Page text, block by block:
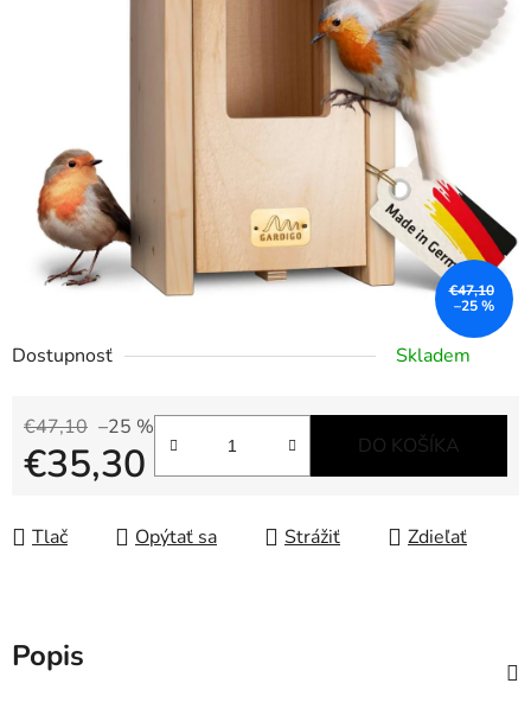
Dostupnosť Skladem
€47,10 –25 %
€35,30 DO KOŠÍKA
Tlač Opýtať sa Strážiť Zdieľať
€47,10
–25 %
Popis